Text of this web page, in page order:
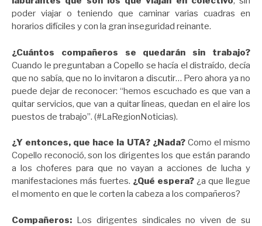
poder viajar o teniendo que caminar varias cuadras en
horarios difíciles y con la gran inseguridad reinante.
¿Cuántos compañeros se quedarán sin trabajo?
Cuando le preguntaban a Copello se hacía el distraído, decía
que no sabía, que no lo invitaron a discutir… Pero ahora ya no
puede dejar de reconocer: “hemos escuchado es que van a
quitar servicios, que van a quitar líneas, quedan en el aire los
puestos de trabajo”. (#LaRegionNoticias).
¿Y entonces, que hace la UTA? ¿Nada?Como el mismo
Copello reconoció, son los dirigentes los que están parando
a los choferes para que no vayan a acciones de lucha y
manifestaciones más fuertes. ¿Qué espera? ¿a que llegue
el momento en que le corten la cabeza a los compañeros?
Compañeros: Los dirigentes sindicales no viven de su